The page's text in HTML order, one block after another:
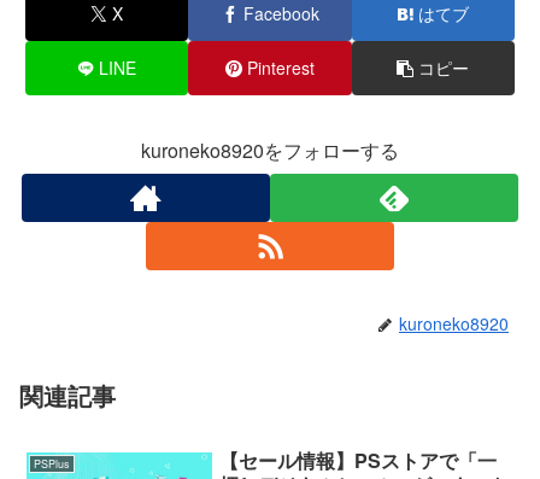
X Facebook はてブ
LINE Pinterest コピー
kuroneko8920をフォローする
kuroneko8920
関連記事
PSPlus
【セール情報】PSストアで「一